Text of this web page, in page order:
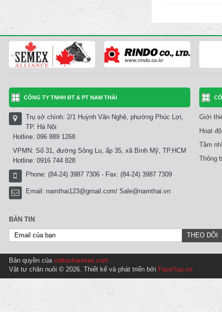
CÔNG TY TNHH ĐT & PT NAM THÁI
Trụ sở chính: 2/1 Huỳnh Văn Nghệ, phường Phúc Lợi,
TP. Hà Nội
Hotline: 096 889 1268
VPMN: Số 31, đường Sông Lu, ấp 35, xã Bình Mỹ, TP.HCM
Hotline: 0916 744 828
Phone: (84-24) 3987 7306 - Fax: (84-24) 3987 7309
Email: namthai123@gmail.com/ Sale@namthai.vn
Giới
Hoạt
Tầm
Thông
BẢN TIN
Bản quyền của vattuchannuoi.com
Vật tư chăn nuôi © 2026. Thiết kế và phát triển bởi FaceYou.vn